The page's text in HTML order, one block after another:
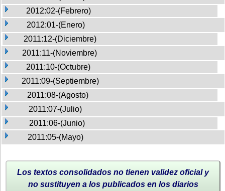
2012:02-(Febrero)
2012:01-(Enero)
2011:12-(Diciembre)
2011:11-(Noviembre)
2011:10-(Octubre)
2011:09-(Septiembre)
2011:08-(Agosto)
2011:07-(Julio)
2011:06-(Junio)
2011:05-(Mayo)
Los textos consolidados no tienen validez oficial y
no sustituyen a los publicados en los diarios